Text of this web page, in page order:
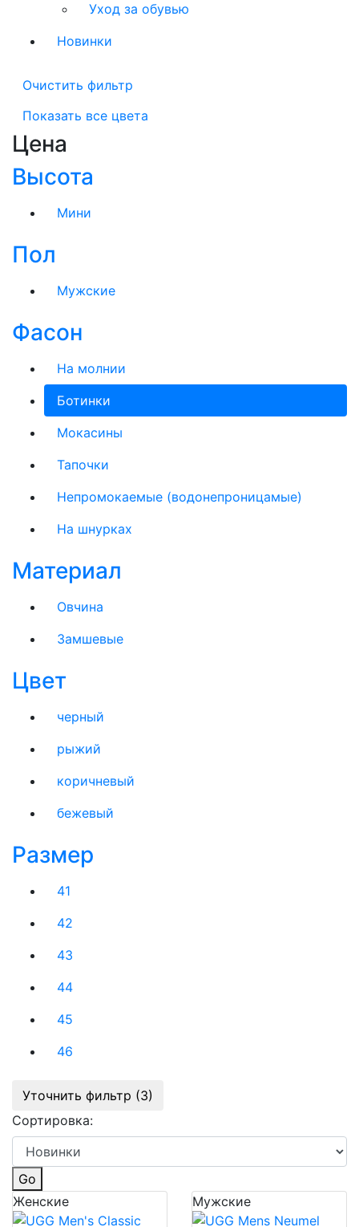
Уход за обувью
Новинки
Очистить фильтр
Показать все цвета
Цена
Высота
Мини
Пол
Мужские
Фасон
На молнии
Ботинки
Мокасины
Тапочки
Непромокаемые (водонепроницамые)
На шнурках
Материал
Овчина
Замшевые
Цвет
черный
рыжий
коричневый
бежевый
Размер
41
42
43
44
45
46
Уточнить фильтр (3)
Сортировка:
Go
Женские
Мужские